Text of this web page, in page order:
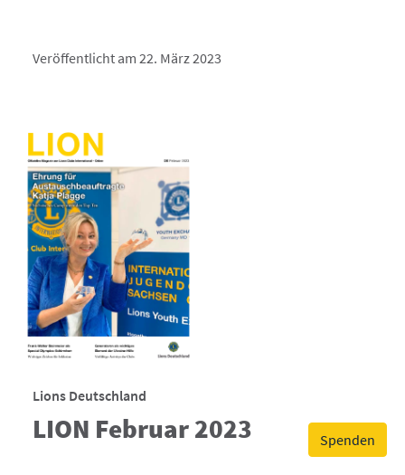
Spenden
Veröffentlicht am 22. März 2023
Lions Deutschland
LION Februar 2023